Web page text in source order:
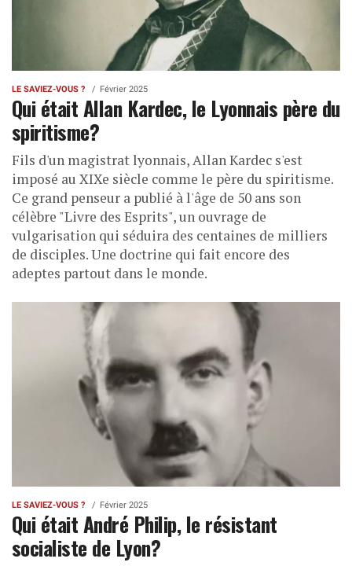
LE SAVIEZ-VOUS ? Février 2025
Qui était Allan Kardec, le Lyonnais père du
spiritisme?
Fils d'un magistrat lyonnais, Allan Kardec s'est
imposé au XIXe siècle comme le père du spiritisme.
Ce grand penseur a publié à l'âge de 50 ans son
célèbre "Livre des Esprits", un ouvrage de
vulgarisation qui séduira des centaines de milliers
de disciples. Une doctrine qui fait encore des
adeptes partout dans le monde.
LE SAVIEZ-VOUS ? Février 2025
Qui était André Philip, le résistant
socialiste de Lyon?